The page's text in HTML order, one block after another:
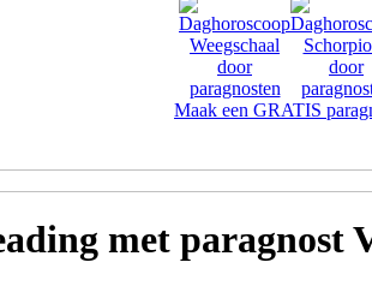
Maak een GRATIS
met paragnost